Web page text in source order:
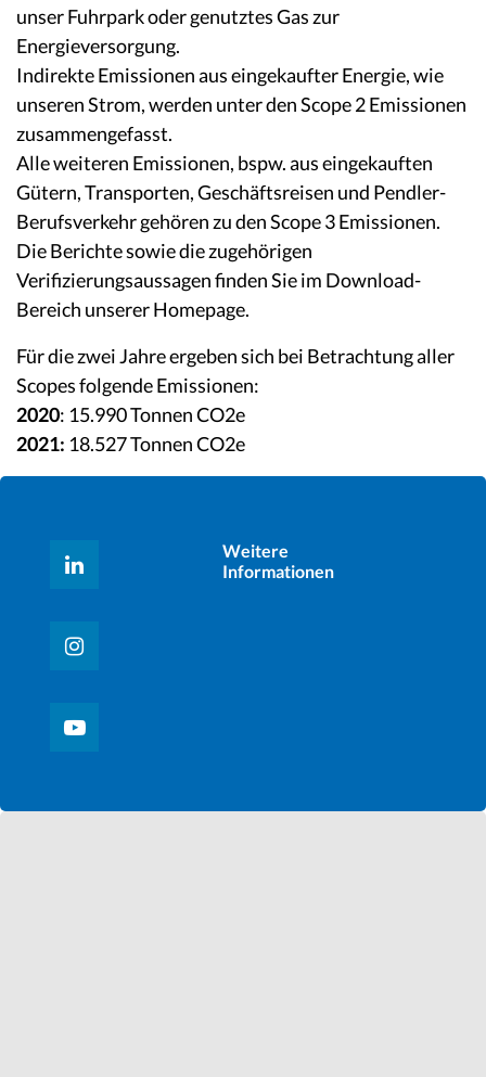
unser Fuhrpark oder genutztes Gas zur
Energieversorgung.
Indirekte Emissionen aus eingekaufter Energie, wie
unseren Strom, werden unter den Scope 2 Emissionen
zusammengefasst.
Alle weiteren Emissionen, bspw. aus eingekauften
Gütern, Transporten, Geschäftsreisen und Pendler-
Berufsverkehr gehören zu den Scope 3 Emissionen.
Die Berichte sowie die zugehörigen
Verifizierungsaussagen finden Sie im Download-
Bereich unserer Homepage.
Für die zwei Jahre ergeben sich bei Betrachtung aller
Scopes folgende Emissionen:
2020: 15.990 Tonnen CO2e
2021: 18.527 Tonnen CO2e
Weitere
Informationen